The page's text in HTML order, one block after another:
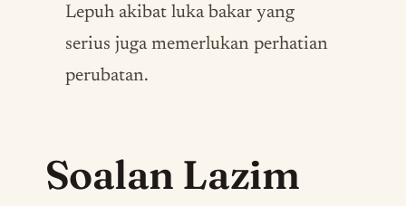
Lepuh akibat luka bakar yang
serius juga memerlukan perhatian
perubatan.
Soalan Lazim